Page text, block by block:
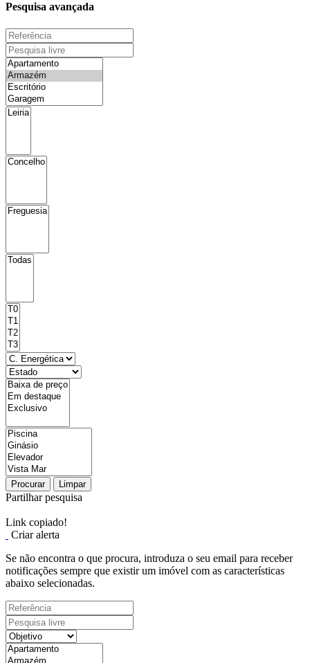
Pesquisa avançada
Procurar Limpar
Partilhar pesquisa
Link copiado!
Criar alerta
Se não encontra o que procura, introduza o seu email para receber
notificações sempre que existir um imóvel com as características
abaixo selecionadas.